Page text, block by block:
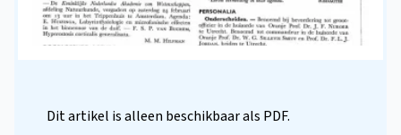
Dit artikel is alleen beschikbaar als PDF.